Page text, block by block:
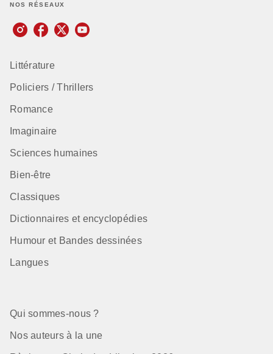
NOS RÉSEAUX
Littérature
Policiers / Thrillers
Romance
Imaginaire
Sciences humaines
Bien-être
Classiques
Dictionnaires et encyclopédies
Humour et Bandes dessinées
Langues
Qui sommes-nous ?
Nos auteurs à la une